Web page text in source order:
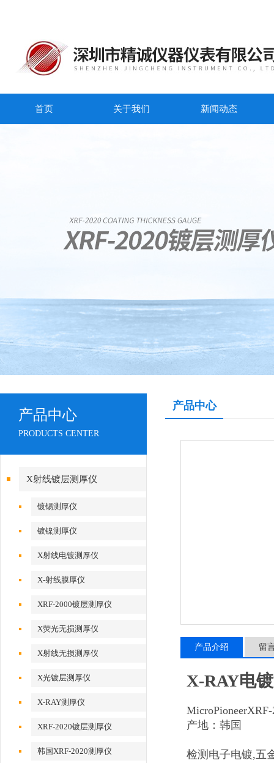
首页 关于我们 新闻动态
产品中心
PRODUCTS CENTER
X射线镀层测厚仪
镀锡测厚仪
镀镍测厚仪
X射线电镀测厚仪
X-射线膜厚仪
XRF-2000镀层测厚仪
X荧光无损测厚仪
X射线无损测厚仪
X光镀层测厚仪
X-RAY测厚仪
XRF-2020镀层测厚仪
韩国XRF-2020测厚仪
产品中心
产品介绍 留
X-RAY电
产地：韩国
检测电子电镀,五